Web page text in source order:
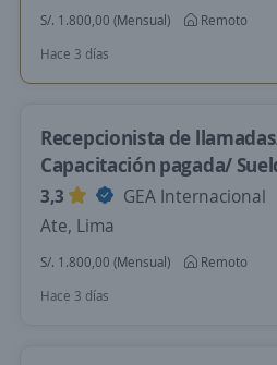
S/. 1.800,00 (Mensual)
Remoto
Hace 3 días
Recepcionista de
Capacitación pagada/
3,3
GEA Internacional
Ate, Lima
S/. 1.800,00 (Mensual)
Remoto
Hace 3 días